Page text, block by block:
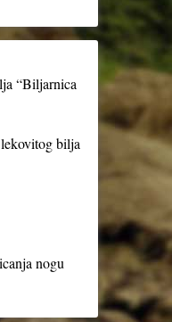
“Biljarnica
bilja
nogu